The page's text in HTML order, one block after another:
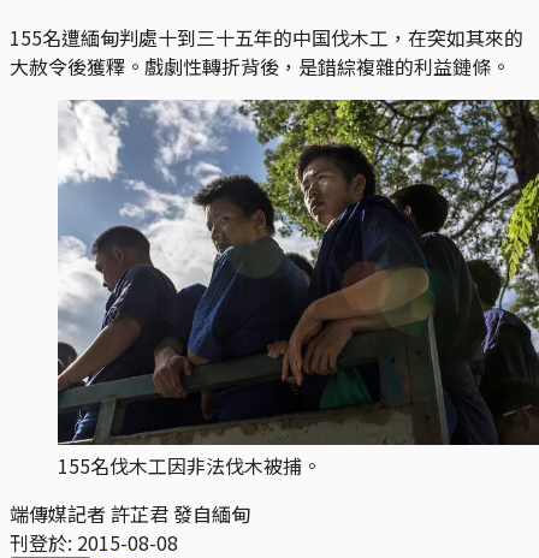
155名遭緬甸判處十到三十五年的中国伐木工，在突如其來的
大赦令後獲釋。戲劇性轉折背後，是錯綜複雜的利益鏈條。
155名伐木工因非法伐木被捕。
端傳媒記者 許芷君 發自緬甸
刊登於: 2015-08-08